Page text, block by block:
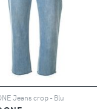
Jeans crop - Blu